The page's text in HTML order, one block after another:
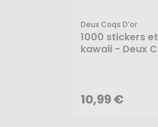
Deux Coqs D’or
1000 stickers
kawaii - Deux
10,99 €
10,99 €